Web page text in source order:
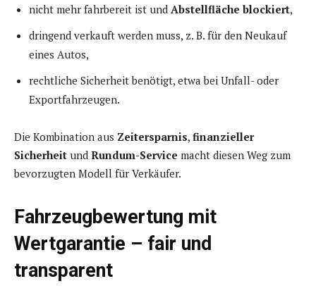
nicht mehr fahrbereit ist und Abstellfläche blockiert,
dringend verkauft werden muss, z. B. für den Neukauf
eines Autos,
rechtliche Sicherheit benötigt, etwa bei Unfall- oder
Exportfahrzeugen.
Die Kombination aus Zeitersparnis, finanzieller
Sicherheit und Rundum-Service macht diesen Weg zum
bevorzugten Modell für Verkäufer.
Fahrzeugbewertung mit
Wertgarantie – fair und
transparent